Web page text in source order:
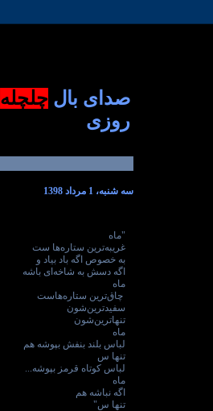
صدای بال چلچله
روزی
سه شنبه، 1 مرداد 1398
"ماه
غریبه‌ترین ستاره‌ها ست
به خصوص اگه باد بیاد و
اگه دسش به شاخه‌ای باشه
ماه
چاق‌ترین ستاره‌هاست
سفیدتر‌ین‌شون
تنها‌ترین‌شون
ماه
لباس بلند بنفش بپوشه هم
تنها‌ س
لباس کوتاه قرمز بپوشه...
ماه
اگه نباشه هم
تنها س"